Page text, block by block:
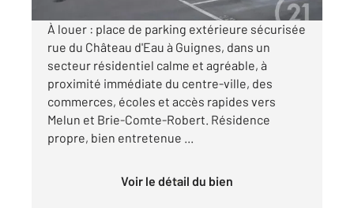
À louer : place de parking extérieure sécurisée
rue du Château d'Eau à Guignes, dans un
secteur résidentiel calme et agréable, à
proximité immédiate du centre-ville, des
commerces, écoles et accès rapides vers
Melun et Brie-Comte-Robert. Résidence
propre, bien entretenue ...
Voir le détail du bien